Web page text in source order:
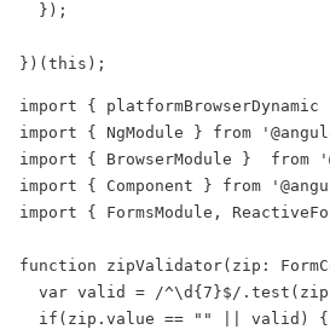
  });
import {
import { NgModule } from
import { BrowserModule }  from
import { Component } from
import { FormsModule,
function zipValidator(zip:
var valid = /^\d{7}$/
  if(zip.value == "" || valid) {